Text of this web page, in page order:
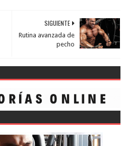
SIGUIENTE
Rutina avanzada de
pecho